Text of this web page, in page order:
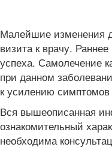
Малейшие изменения
визита к врачу.
успеха. Самолечение
при данном
к усилению
Вся вышеописанная
ознакомительный
необходима